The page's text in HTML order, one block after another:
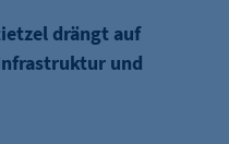
drängt auf
und